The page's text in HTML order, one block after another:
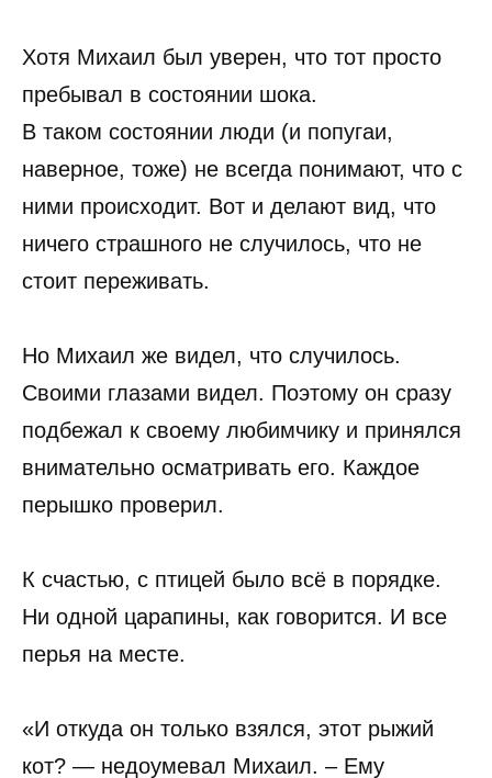
Хотя Михаил был уверен, что тот просто
пребывал в состоянии шока.
В таком состоянии люди (и попугаи,
наверное, тоже) не всегда понимают, что с
ними происходит. Вот и делают вид, что
ничего страшного не случилось, что не
стоит переживать.
Но Михаил же видел, что случилось.
Своими глазами видел. Поэтому он сразу
подбежал к своему любимчику и принялся
внимательно осматривать его. Каждое
перышко проверил.
К счастью, с птицей было всё в порядке.
Ни одной царапины, как говорится. И все
перья на месте.
«И откуда он только взялся, этот рыжий
кот? — недоумевал Михаил. – Ему